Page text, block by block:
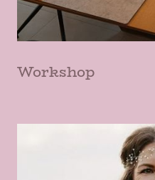
Workshop